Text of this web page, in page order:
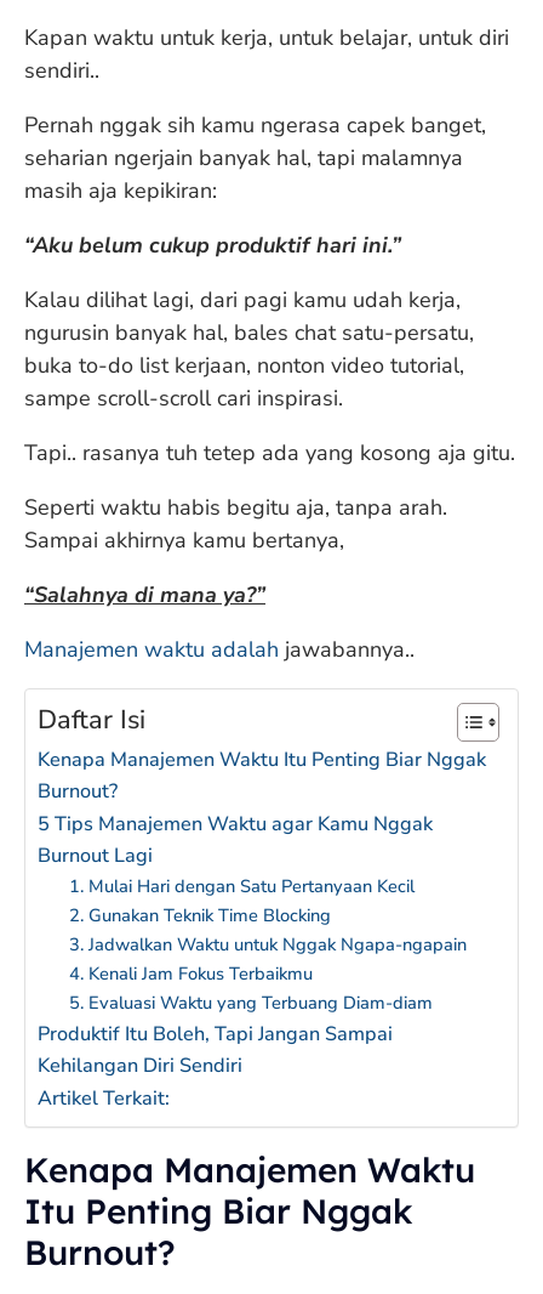
Kapan waktu untuk kerja, untuk belajar, untuk diri
sendiri..
Pernah nggak sih kamu ngerasa capek banget,
seharian ngerjain banyak hal, tapi malamnya
masih aja kepikiran:
“Aku belum cukup produktif hari ini.”
Kalau dilihat lagi, dari pagi kamu udah kerja,
ngurusin banyak hal, bales chat satu-persatu,
buka to-do list kerjaan, nonton video tutorial,
sampe scroll-scroll cari inspirasi.
Tapi.. rasanya tuh tetep ada yang kosong aja gitu.
Seperti waktu habis begitu aja, tanpa arah.
Sampai akhirnya kamu bertanya,
“Salahnya di mana ya?”
Manajemen waktu adalah jawabannya..
Daftar Isi
Kenapa Manajemen Waktu Itu Penting Biar Nggak
Burnout?
5 Tips Manajemen Waktu agar Kamu Nggak
Burnout Lagi
1. Mulai Hari dengan Satu Pertanyaan Kecil
2. Gunakan Teknik Time Blocking
3. Jadwalkan Waktu untuk Nggak Ngapa-ngapain
4. Kenali Jam Fokus Terbaikmu
5. Evaluasi Waktu yang Terbuang Diam-diam
Produktif Itu Boleh, Tapi Jangan Sampai
Kehilangan Diri Sendiri
Artikel Terkait:
Kenapa Manajemen Waktu
Itu Penting Biar Nggak
Burnout?